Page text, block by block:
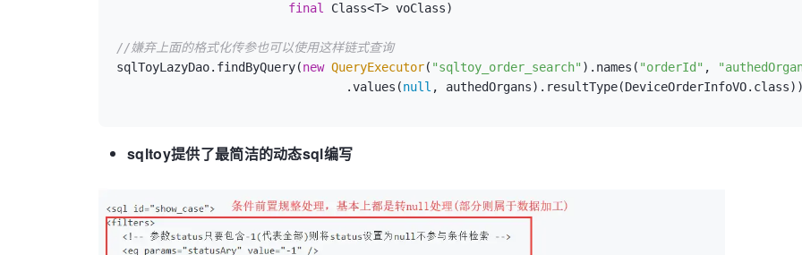
				EntityUpdate.create().set(
final
Class<T> voClass)
//嫌弃上面的格式化传参也可以使用这样链式查询
sqlToyLazyDao.findByQuery(new QueryExecutor( "sqltoy_order_search" ).names( "orderId" ,
				.values(
null ,
sqltoy提供了最简洁的动态sql编写